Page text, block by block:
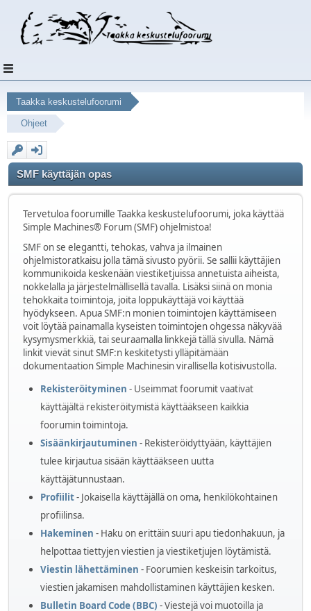
Taakka keskustelufoorumi
Ohjeet
SMF käyttäjän opas
Tervetuloa foorumille Taakka keskustelufoorumi, joka käyttää
Simple Machines® Forum (SMF) ohjelmistoa!
SMF on se elegantti, tehokas, vahva ja ilmainen
ohjelmistoratkaisu jolla tämä sivusto pyörii. Se sallii käyttäjien
kommunikoida keskenään viestiketjuissa annetuista aiheista,
nokkelalla ja järjestelmällisellä tavalla. Lisäksi siinä on monia
tehokkaita toimintoja, joita loppukäyttäjä voi käyttää
hyödykseen. Apua SMF:n monien toimintojen käyttämiseen
voit löytää painamalla kyseisten toimintojen ohgessa näkyvää
kysymysmerkkiä, tai seuraamalla linkkejä tällä sivulla. Nämä
linkit vievät sinut SMF:n keskitetysti ylläpitämään
dokumentaation Simple Machinesin virallisella kotisivustolla.
Rekisteröityminen - Useimmat foorumit vaativat
käyttäjältä rekisteröitymistä käyttääkseen kaikkia
foorumin toimintoja.
Sisäänkirjautuminen - Rekisteröidyttyään, käyttäjien
tulee kirjautua sisään käyttääkseen uutta
käyttäjätunnustaan.
Profiilit- Jokaisella käyttäjällä on oma, henkilökohtainen
profiilinsa.
Hakeminen - Haku on erittäin suuri apu tiedonhakuun, ja
helpottaa tiettyjen viestien ja viestiketjujen löytämistä.
Viestin lähettäminen - Foorumien keskeisin tarkoitus,
viestien jakamisen mahdollistaminen käyttäjien kesken.
Bulletin Board Code (BBC) - Viestejä voi muotoilla ja